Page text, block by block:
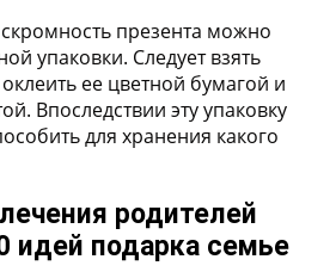
презента можно
упаковки. Следует взять
ее цветной бумагой и
Впоследствии эту упаковку
для хранения какого
родителей
идей подарка семье